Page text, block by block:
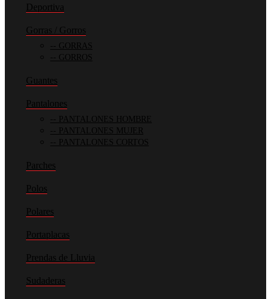
Deportiva
Gorras / Gorros
GORRAS
GORROS
Guantes
Pantalones
PANTALONES HOMBRE
PANTALONES MUJER
PANTALONES CORTOS
Parches
Polos
Polares
Portaplacas
Prendas de Lluvia
Sudaderas